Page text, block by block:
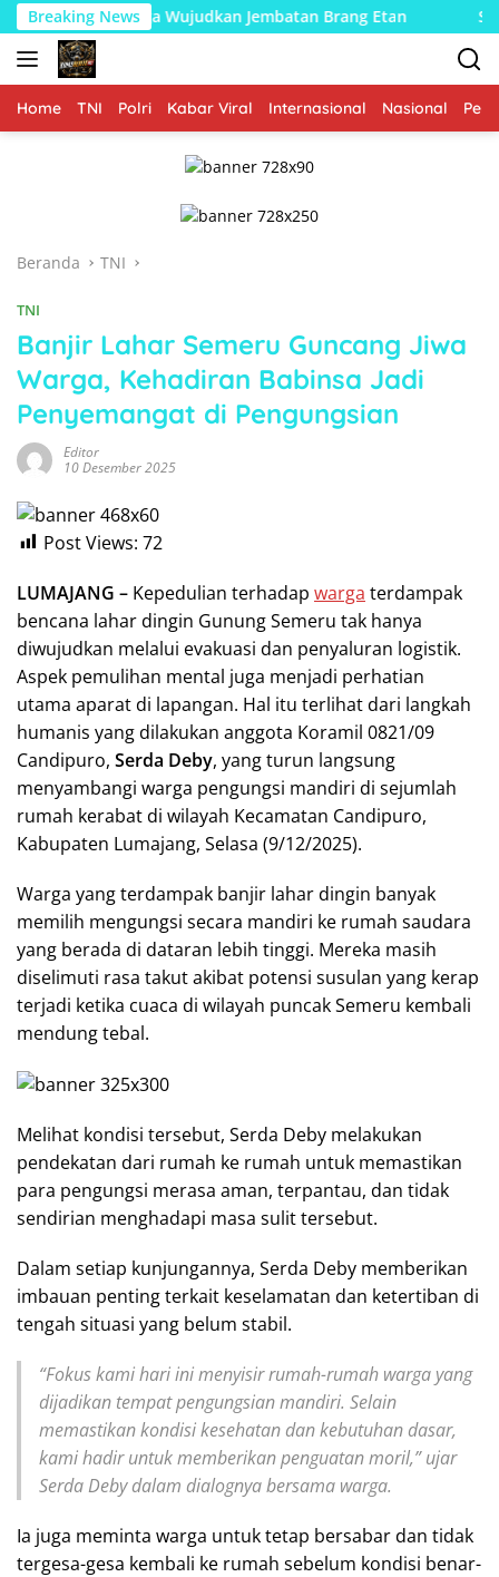
Langsung
ke
konten
Breaking News
Wujudkan Jembatan Brang Etan Sentuhan
Home TNI Polri Kabar Viral Internasional Nasional
Beranda TNI
TNI
Banjir Lahar Semeru Guncang Jiwa
Warga, Kehadiran Babinsa Jadi
Penyemangat di Pengungsian
Editor
10 Desember 2025
Post Views: 72
LUMAJANG – Kepedulian terhadap warga terdampak
bencana lahar dingin Gunung Semeru tak hanya
diwujudkan melalui evakuasi dan penyaluran logistik.
Aspek pemulihan mental juga menjadi perhatian
utama aparat di lapangan. Hal itu terlihat dari langkah
humanis yang dilakukan anggota Koramil 0821/09
Candipuro, Serda Deby, yang turun langsung
menyambangi warga pengungsi mandiri di sejumlah
rumah kerabat di wilayah Kecamatan Candipuro,
Kabupaten Lumajang, Selasa (9/12/2025).
Warga yang terdampak banjir lahar dingin banyak
memilih mengungsi secara mandiri ke rumah saudara
yang berada di dataran lebih tinggi. Mereka masih
diselimuti rasa takut akibat potensi susulan yang kerap
terjadi ketika cuaca di wilayah puncak Semeru kembali
mendung tebal.
Melihat kondisi tersebut, Serda Deby melakukan
pendekatan dari rumah ke rumah untuk memastikan
para pengungsi merasa aman, terpantau, dan tidak
sendirian menghadapi masa sulit tersebut.
Dalam setiap kunjungannya, Serda Deby memberikan
imbauan penting terkait keselamatan dan ketertiban di
tengah situasi yang belum stabil.
“Fokus kami hari ini menyisir rumah-rumah warga yang
dijadikan tempat pengungsian mandiri. Selain
memastikan kondisi kesehatan dan kebutuhan dasar,
kami hadir untuk memberikan penguatan moril,” ujar
Serda Deby dalam dialognya bersama warga.
Ia juga meminta warga untuk tetap bersabar dan tidak
tergesa-gesa kembali ke rumah sebelum kondisi benar-